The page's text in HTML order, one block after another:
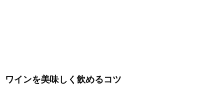
ワインを美味しく飲めるコツ